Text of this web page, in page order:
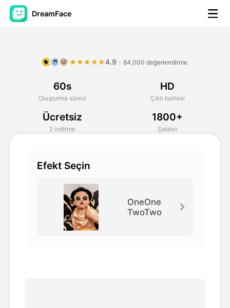
DreamFace
Avatar Video
AI Video
Fotoğraf
🐕 🧑 🐱 ★★★★★4.9 · 84,000 değerlendirme
60s
Oluşturma süresi
HD
Çıktı kalitesi
Ücretsiz
2 indirme
1800+
Şablon
Efekt Seçin
OneOne
TwoTwo